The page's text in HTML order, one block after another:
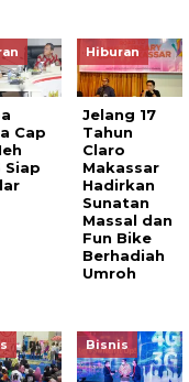
Cap
Siap
Hiburan
Jelang 17
Tahun
Claro
Makassar
Hadirkan
Sunatan
Massal dan
Fun Bike
Berhadiah
Umroh
Bisnis